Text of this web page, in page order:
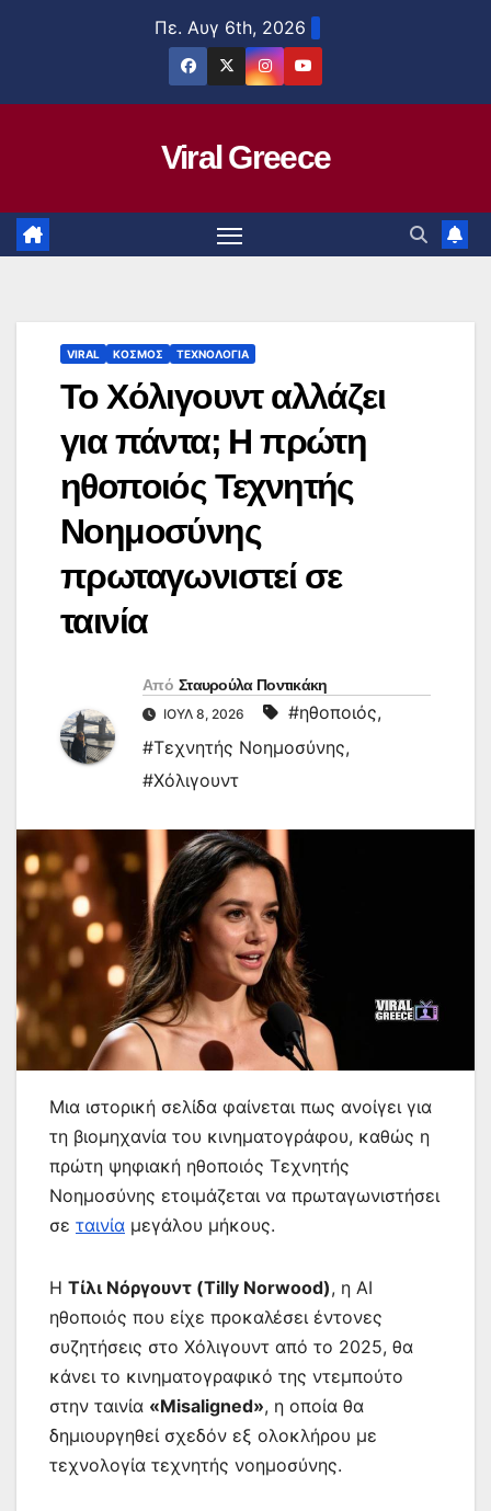
Πε. Αυγ 6th, 2026
Viral Greece
VIRAL ΚΟΣΜΟΣ ΤΕΧΝΟΛΟΓΙΑ
Το Χόλιγουντ αλλάζει
για πάντα; Η πρώτη
ηθοποιός Τεχνητής
Νοημοσύνης
πρωταγωνιστεί σε
ταινία
Από Σταυρούλα Ποντικάκη
ΙΟΎΛ 8, 2026 #ηθοποιός,
#Τεχνητής Νοημοσύνης,
#Χόλιγουντ
Μια ιστορική σελίδα φαίνεται πως ανοίγει για
τη βιομηχανία του κινηματογράφου, καθώς η
πρώτη ψηφιακή ηθοποιός Τεχνητής
Νοημοσύνης ετοιμάζεται να πρωταγωνιστήσει
σε ταινία μεγάλου μήκους.
Η Τίλι Νόργουντ (Tilly Norwood), η AI
ηθοποιός που είχε προκαλέσει έντονες
συζητήσεις στο Χόλιγουντ από το 2025, θα
κάνει το κινηματογραφικό της ντεμπούτο
στην ταινία «Misaligned», η οποία θα
δημιουργηθεί σχεδόν εξ ολοκλήρου με
τεχνολογία τεχνητής νοημοσύνης.